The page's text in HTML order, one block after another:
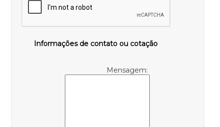
Informações de contato ou cotação
Mensagem: